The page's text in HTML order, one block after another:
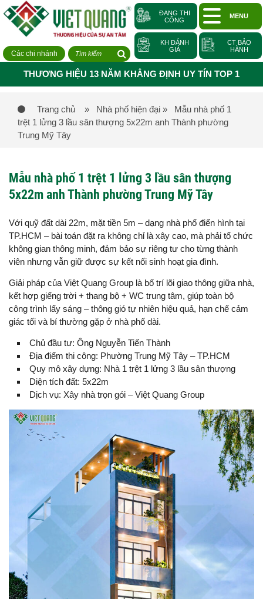
Các chi nhánh
ĐANG THI
CÔNG
MENU
KH ĐÁNH
GIÁ
CT BẢO
HÀNH
THƯƠNG HIỆU 13 NĂM KHẲNG ĐỊNH UY TÍN TOP 1
Trang chủ » Nhà phố hiện đại » Mẫu nhà phố 1
trệt 1 lửng 3 lầu sân thượng 5x22m anh Thành phường
Trung Mỹ Tây
Mẫu nhà phố 1 trệt 1 lửng 3 lầu sân thượng
5x22m anh Thành phường Trung Mỹ Tây
Với quỹ đất dài 22m, mặt tiền 5m – dạng nhà phố điển hình tại
TP.HCM – bài toán đặt ra không chỉ là xây cao, mà phải tổ chức
không gian thông minh, đảm bảo sự riêng tư cho từng thành
viên nhưng vẫn giữ được sự kết nối sinh hoạt gia đình.
Giải pháp của Việt Quang Group là bố trí lõi giao thông giữa nhà,
kết hợp giếng trời + thang bộ + WC trung tâm, giúp toàn bộ
công trình lấy sáng – thông gió tự nhiên hiệu quả, hạn chế cảm
giác tối và bí thường gặp ở nhà phố dài.
Chủ đầu tư: Ông Nguyễn Tiến Thành
Địa điểm thi công: Phường Trung Mỹ Tây – TP.HCM
Quy mô xây dựng: Nhà 1 trệt 1 lửng 3 lầu sân thượng
Diện tích đất: 5x22m
Dịch vụ: Xây nhà trọn gói – Việt Quang Group